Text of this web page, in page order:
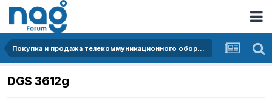
Покупка и продажа телекоммуникационного оборудования
DGS 3612g